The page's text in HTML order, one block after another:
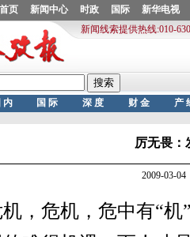
厉无畏：
2009-03-
危机，危中有“机”